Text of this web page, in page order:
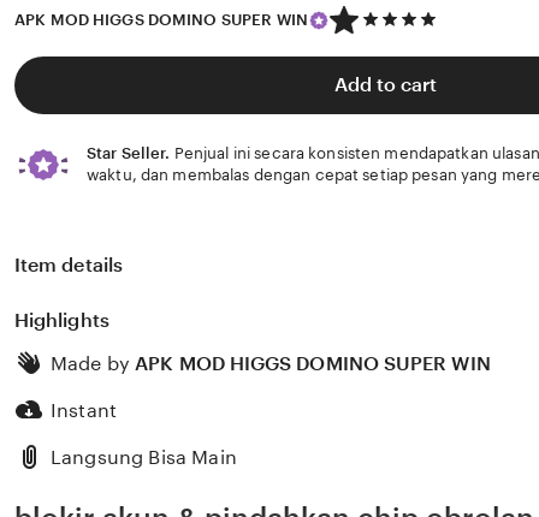
APK MOD HIGGS DOMINO SUPER WIN
5
out
of
5
stars
Add to cart
Star Seller. Penjual ini secara konsisten mendapatkan
waktu, dan membalas dengan cepat setiap pesan yang
Item details
Highlights
Made by APK MOD HIGGS DOMINO SUPER WIN
Instant
Langsung Bisa Main